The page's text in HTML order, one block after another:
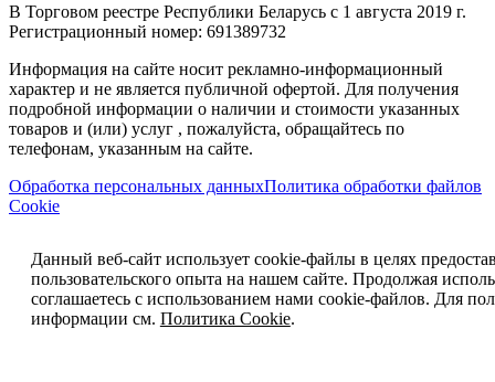
В Торговом реестре Республики Беларусь с 1 августа 2019 г.
Регистрационный номер: 691389732
Информация на сайте носит рекламно-информационный
характер и не является публичной офертой. Для получения
подробной информации о наличии и стоимости указанных
товаров и (или) услуг , пожалуйста, обращайтесь по
телефонам, указанным на сайте.
Обработка персональных данныхПолитика обработки файлов
Cookie
Данный веб-сайт использует cookie-файлы в целях
пользовательского опыта на нашем сайте. Продолжая
соглашаетесь с использованием нами cookie-файлов. Для
информации см. Политика Cookie.